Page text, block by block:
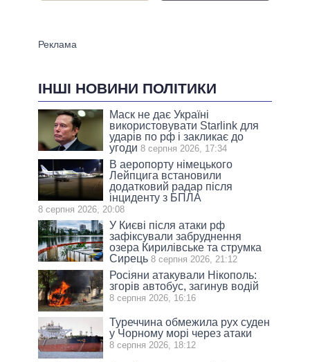
ІНШІ НОВИНИ ПОЛІТИКИ
Маск не дає Україні
використовувати Starlink для
ударів по рф і закликає до
угоди 8 серпня 2026, 17:34
В аеропорту німецького
Лейпцига встановили
додатковий радар після
інциденту з БПЛА
8 серпня 2026, 20:08
У Києві після атаки рф
зафіксували забруднення
озера Кирилівське та струмка
Сирець 8 серпня 2026, 21:12
Росіяни атакували Нікополь:
згорів автобус, загинув водій
8 серпня 2026, 16:16
Туреччина обмежила рух суден
у Чорному морі через атаки
8 серпня 2026, 18:12